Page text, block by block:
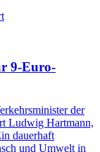
9-Euro-
der
Ludwig Hartmann,
dauerhaft
und Umwelt in